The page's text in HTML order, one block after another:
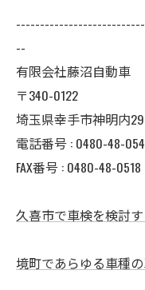
--
有限会社藤沼自動車
〒340-0122
埼玉県幸手市神明内
電話番号 : 0480-48-
FAX番号 : 0480-48-0518
久喜市で車検を検討
境町であらゆる車種